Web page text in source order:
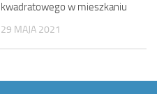
kwadratowego w mieszkaniu
29 MAJA 2021